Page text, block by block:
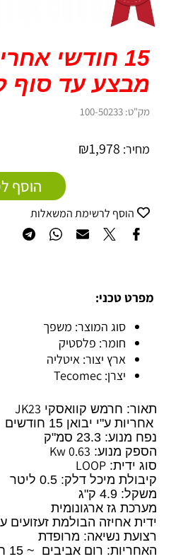
15 חודשי אחריות
מבצע עד סוף קיץ
מק"ט: 100-50233
מחיר: ₪1,978
הוסף
הוסף לרשימת המשאלות
מפרט טכני:
סוג המוצר: משפך
חומר: פלסטיק
ארץ יצור: איטליה
יצרן: Tecomec
תאור: חרמש קוואסקי JK23
אחריות ע"י יבואן 15 חודשים
נפח מנוע: 23.3 סמ"ק
הספק מנוע: 0.63 Kw
סוג ידית: LOOP
קיבולת מיכל דלק: 0.5 ליטר
משקל: 4.9 ק"ג
מערכת גז ארגונומית
ידית אחיזה הבולמת זעזועים
רצועת נשיאה: מרופדת
האחריות: רום אביבים ~ 15 חודשי אחריות